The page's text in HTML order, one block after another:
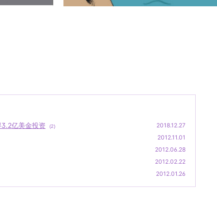
亿美金投资 (2)
2018.12.27
2012.11.01
2012.06.28
2012.02.22
2012.01.26